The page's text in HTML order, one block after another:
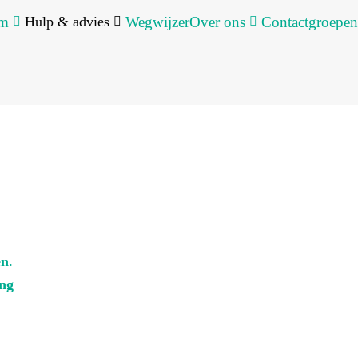
Hulp & advies WegwijzerOver ons Contactgroepen